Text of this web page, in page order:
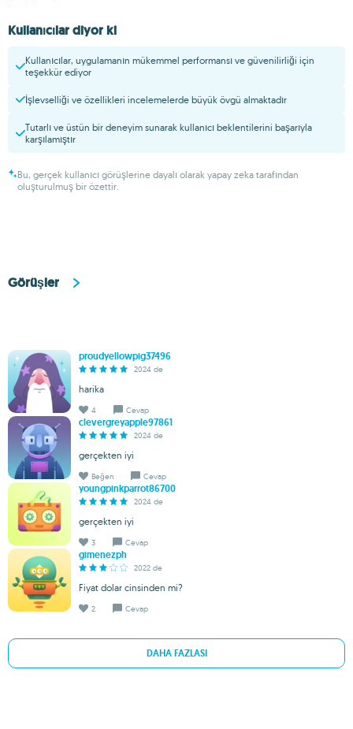
Kullanıcılar diyor ki
Kullanıcılar, uygulamanın mükemmel performansı ve güvenilirliği için
teşekkür ediyor
İşlevselliği ve özellikleri incelemelerde büyük övgü almaktadır
Tutarlı ve üstün bir deneyim sunarak kullanıcı beklentilerini başarıyla
karşılamıştır
Bu, gerçek kullanıcı görüşlerine dayalı olarak yapay zeka tarafından
oluşturulmuş bir özettir.
Görüşler
proudyellowpig37496
2024 de
harika
4 Cevap
clevergreyapple97861
2024 de
gerçekten iyi
Beğen Cevap
youngpinkparrot86700
2024 de
gerçekten iyi
3 Cevap
gimenezph
2022 de
Fiyat dolar cinsinden mi?
2 Cevap
DAHA FAZLASI